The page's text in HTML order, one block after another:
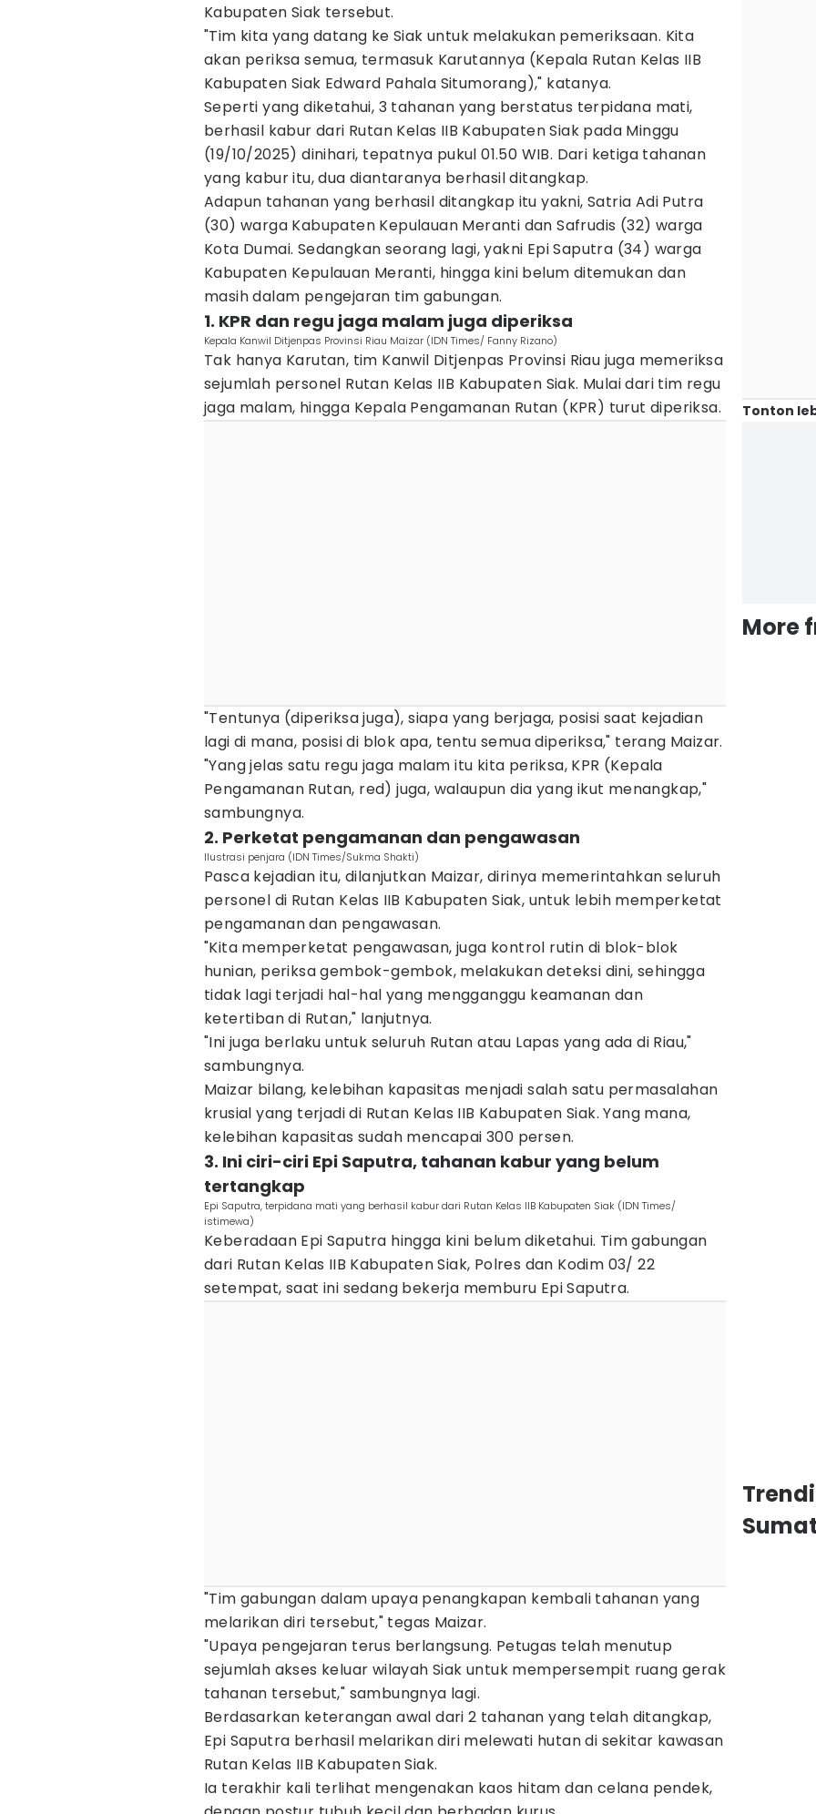
Kabupaten Siak tersebut.
"Tim kita yang datang ke Siak untuk melakukan pemeriksaan. Kita
akan periksa semua, termasuk Karutannya (Kepala Rutan Kelas IIB
Kabupaten Siak Edward Pahala Situmorang)," katanya.
Seperti yang diketahui, 3 tahanan yang berstatus terpidana mati,
berhasil kabur dari Rutan Kelas IIB Kabupaten Siak pada Minggu
(19/10/2025) dinihari, tepatnya pukul 01.50 WIB. Dari ketiga tahanan
yang kabur itu, dua diantaranya berhasil ditangkap.
Adapun tahanan yang berhasil ditangkap itu yakni, Satria Adi Putra
(30) warga Kabupaten Kepulauan Meranti dan Safrudis (32) warga
Kota Dumai. Sedangkan seorang lagi, yakni Epi Saputra (34) warga
Kabupaten Kepulauan Meranti, hingga kini belum ditemukan dan
masih dalam pengejaran tim gabungan.
1. KPR dan regu jaga malam juga diperiksa
Kepala Kanwil Ditjenpas Provinsi Riau Maizar (IDN Times/ Fanny Rizano)
Tak hanya Karutan, tim Kanwil Ditjenpas Provinsi Riau juga memeriksa
sejumlah personel Rutan Kelas IIB Kabupaten Siak. Mulai dari tim regu
jaga malam, hingga Kepala Pengamanan Rutan (KPR) turut diperiksa.
"Tentunya (diperiksa juga), siapa yang berjaga, posisi saat kejadian
lagi di mana, posisi di blok apa, tentu semua diperiksa," terang Maizar.
"Yang jelas satu regu jaga malam itu kita periksa, KPR (Kepala
Pengamanan Rutan, red) juga, walaupun dia yang ikut menangkap,"
sambungnya.
2. Perketat pengamanan dan pengawasan
Ilustrasi penjara (IDN Times/Sukma Shakti)
Pasca kejadian itu, dilanjutkan Maizar, dirinya memerintahkan seluruh
personel di Rutan Kelas IIB Kabupaten Siak, untuk lebih memperketat
pengamanan dan pengawasan.
"Kita memperketat pengawasan, juga kontrol rutin di blok-blok
hunian, periksa gembok-gembok, melakukan deteksi dini, sehingga
tidak lagi terjadi hal-hal yang mengganggu keamanan dan
ketertiban di Rutan," lanjutnya.
"Ini juga berlaku untuk seluruh Rutan atau Lapas yang ada di Riau,"
sambungnya.
Maizar bilang, kelebihan kapasitas menjadi salah satu permasalahan
krusial yang terjadi di Rutan Kelas IIB Kabupaten Siak. Yang mana,
kelebihan kapasitas sudah mencapai 300 persen.
3. Ini ciri-ciri Epi Saputra, tahanan kabur yang belum
tertangkap
Epi Saputra, terpidana mati yang berhasil kabur dari Rutan Kelas IIB Kabupaten Siak (IDN Times/
istimewa)
Keberadaan Epi Saputra hingga kini belum diketahui. Tim gabungan
dari Rutan Kelas IIB Kabupaten Siak, Polres dan Kodim 03/ 22
setempat, saat ini sedang bekerja memburu Epi Saputra.
"Tim gabungan dalam upaya penangkapan kembali tahanan yang
melarikan diri tersebut," tegas Maizar.
"Upaya pengejaran terus berlangsung. Petugas telah menutup
sejumlah akses keluar wilayah Siak untuk mempersempit ruang gerak
tahanan tersebut," sambungnya lagi.
Berdasarkan keterangan awal dari 2 tahanan yang telah ditangkap,
Epi Saputra berhasil melarikan diri melewati hutan di sekitar kawasan
Rutan Kelas IIB Kabupaten Siak.
Ia terakhir kali terlihat mengenakan kaos hitam dan celana pendek,
Tonton
More